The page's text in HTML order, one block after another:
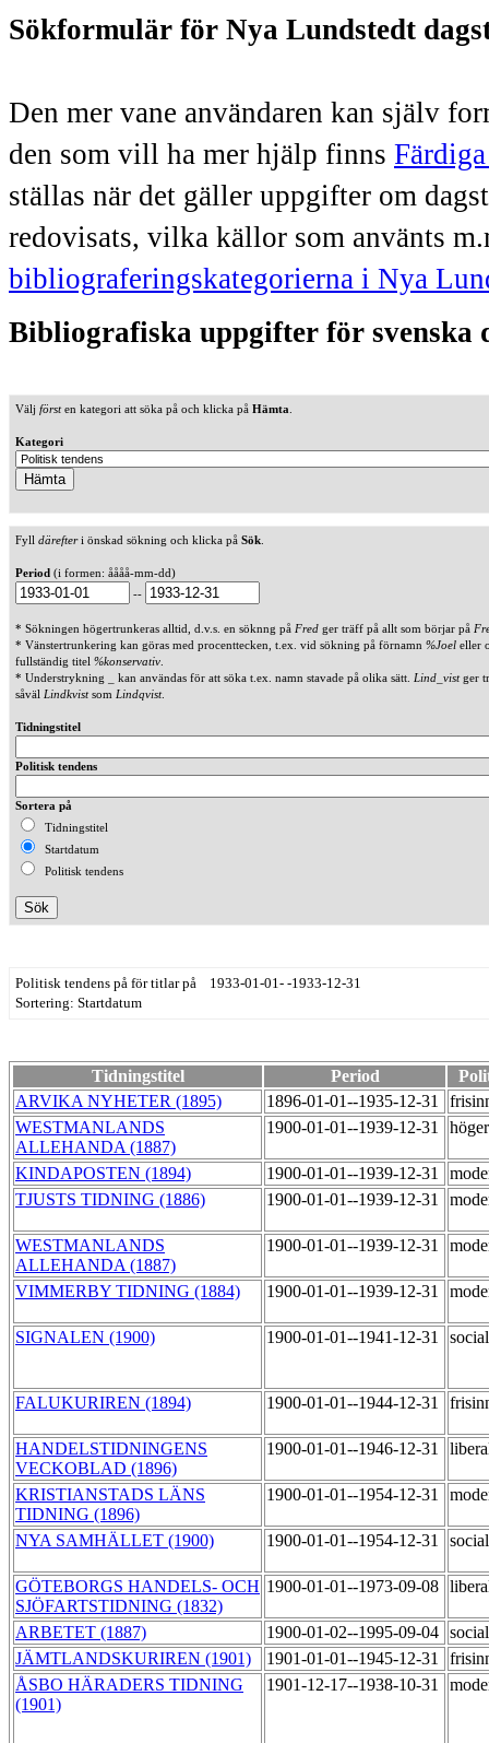
Sökformulär för Nya Lundstedt
Den mer vane användaren kan själv
den som vill ha mer hjälp finns
ställas när det gäller uppgifter om
redovisats, vilka källor som använts
bibliograferingskategorierna i Nya
Bibliografiska uppgifter för svenska
Välj försten kategori att söka på och klicka på Hämta
Kategori
Fyll därefteri önskad sökning och klicka på Sök
Period (i formen: åååå-mm-dd)
--
* Sökningen högertrunkeras alltid, d.v.s. en söknng på Fred ger träff på allt som börjar på
* Vänstertrunkering kan göras med procenttecken, t.ex. vid sökning på förnamn %Joel eller
fullständig titel %konservativ
* Understrykning _ kan användas för att söka t.ex. namn stavade på olika sätt. Lind_vistger
såväl Lindkvistsom Lindqvist.
Tidningstitel
Politisk tendens
Sortera på
Tidningstitel
Startdatum
Politisk tendens
Politisk tendens på för titlar på 1933-01-01- -1933-12-31
Sortering: Startdatum
Tidningstitel Period
ARVIKA NYHETER (1895)
1896-01-01--1935-12-31
WESTMANLANDS
ALLEHANDA (1887)
1900-01-01--1939-12-31
KINDAPOSTEN (1894) 1900-01-01--1939-12-31
TJUSTS TIDNING (1886)
1900-01-01--1939-12-31
WESTMANLANDS
ALLEHANDA (1887)
1900-01-01--1939-12-31
VIMMERBY TIDNING (1884) 1900-01-01--1939-12-31
SIGNALEN (1900) 1900-01-01--1941-12-31
FALUKURIREN (1894) 1900-01-01--1944-12-31
HANDELSTIDNINGENS
VECKOBLAD (1896)
1900-01-01--1946-12-31
KRISTIANSTADS LÄNS
TIDNING (1896)
1900-01-01--1954-12-31
NYA SAMHÄLLET (1900) 1900-01-01--1954-12-31
GÖTEBORGS HANDELS- OCH
SJÖFARTSTIDNING (1832)
1900-01-01--1973-09-08
ARBETET (1887) 1900-01-02--1995-09-04
JÄMTLANDSKURIREN (1901)
1901-01-01--1945-12-31
ÅSBO HÄRADERS TIDNING
(1901)
1901-12-17--1938-10-31